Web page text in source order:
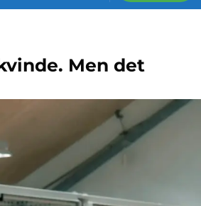
Men det